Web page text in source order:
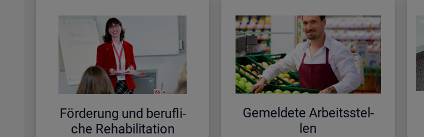
För­de­rung und be­ruf­li­
che Re­ha­bi­li­ta­ti­on
Ge­mel­de­te Ar­beits­stel­
len